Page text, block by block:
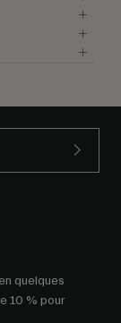
quelques
10 % pour